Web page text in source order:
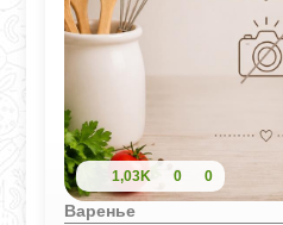
1,03K 0 0
Варенье